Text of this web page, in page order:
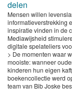
delen
Mensen willen
informatieverstrekking
inspiratie vinden in de
Mediawijsheid
digitale spelateliers
> De momenten waar
mooiste: wanneer
kinderen hun eigen
boekencollectie werd
team van Bib Joske